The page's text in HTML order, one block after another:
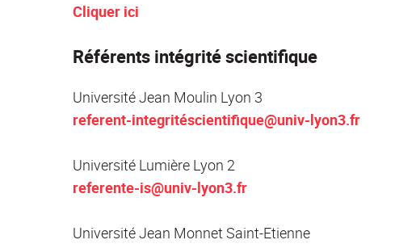
Cliquer ici
Référents intégrité scientifique
Université Jean Moulin Lyon 3
referent-integritéscientifique@univ-lyon3.fr
Université Lumière Lyon 2
referente-is@univ-lyon3.fr
Université Jean Monnet Saint-Etienne